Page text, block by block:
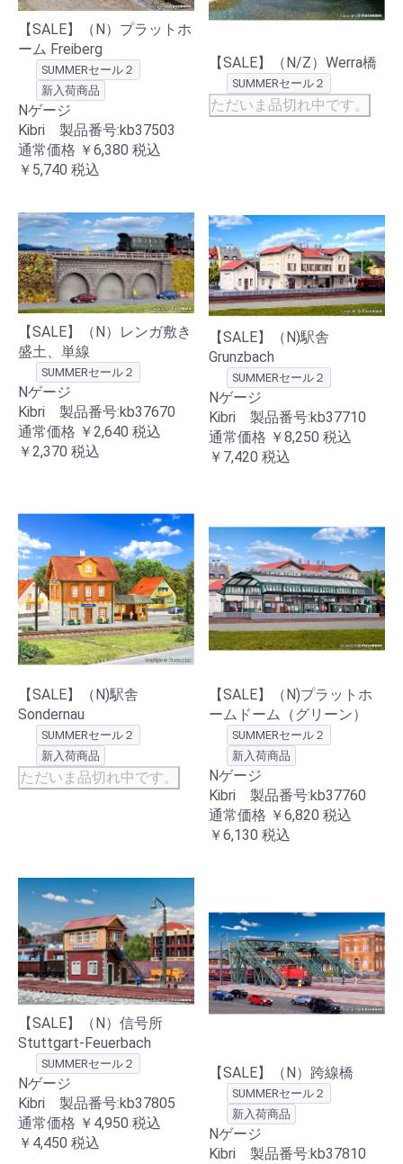
【SALE】（N）プラットホ
ーム Freiberg
SUMMERセール２
新入荷商品
Nゲージ
Kibri 製品番号:kb37503
通常価格 ￥6,380 税込
￥5,740 税込
【SALE】（N/Z）Werra橋
SUMMERセール２
ただいま品切れ中です。
【SALE】（N）レンガ敷き
盛土、単線
SUMMERセール２
Nゲージ
Kibri 製品番号:kb37670
通常価格 ￥2,640 税込
￥2,370 税込
【SALE】（N)駅舎
Grunzbach
SUMMERセール２
Nゲージ
Kibri 製品番号:kb37710
通常価格 ￥8,250 税込
￥7,420 税込
【SALE】（N)駅舎
Sondernau
SUMMERセール２
新入荷商品
ただいま品切れ中です。
【SALE】（N)プラットホ
ームドーム（グリーン）
SUMMERセール２
新入荷商品
Nゲージ
Kibri 製品番号:kb37760
通常価格 ￥6,820 税込
￥6,130 税込
【SALE】（N）信号所
Stuttgart-Feuerbach
SUMMERセール２
Nゲージ
Kibri 製品番号:kb37805
通常価格 ￥4,950 税込
￥4,450 税込
【SALE】（N）跨線橋
SUMMERセール２
新入荷商品
Nゲージ
Kibri 製品番号:kb37810